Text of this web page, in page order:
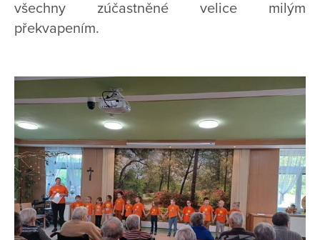
všechny zúčastněné velice milým
překvapením.